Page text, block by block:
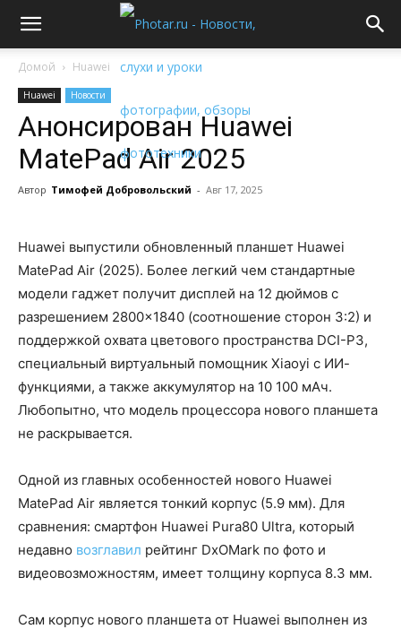
Домой Huawei
Huawei Новости
Анонсирован Huawei
MatePad Air 2025
Автор Тимофей Добровольский - Авг 17, 2025
Huawei выпустили обновленный планшет Huawei
MatePad Air (2025). Более легкий чем стандартные
модели гаджет получит дисплей на 12 дюймов с
разрешением 2800×1840 (соотношение сторон 3:2) и
поддержкой охвата цветового пространства DCI-P3,
специальный виртуальный помощник Xiaoyi с ИИ-
функциями, а также аккумулятор на 10 100 мАч.
Любопытно, что модель процессора нового планшета
не раскрывается.
Одной из главных особенностей нового Huawei
MatePad Air является тонкий корпус (5.9 мм). Для
сравнения: смартфон Huawei Pura80 Ultra, который
недавно возглавил рейтинг DxOMark по фото и
видеовозможностям, имеет толщину корпуса 8.3 мм.
Сам корпус нового планшета от Huawei выполнен из